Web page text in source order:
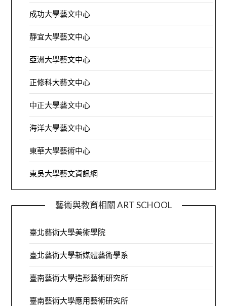
成功大學藝文中心
靜宜大學藝文中心
亞洲大學藝文中心
正修科大藝文中心
中正大學藝文中心
海洋大學藝文中心
東華大學藝術中心
東吳大學藝文資訊網
藝術與教育相關 ART SCHOOL
臺北藝術大學美術學院
臺北藝術大學新媒體藝術學系
臺南藝術大學造形藝術研究所
臺南藝術大學應用藝術研究所